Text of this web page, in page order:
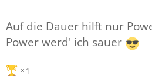
Auf die Dauer hilft nur
Power werd' ich sauer
1